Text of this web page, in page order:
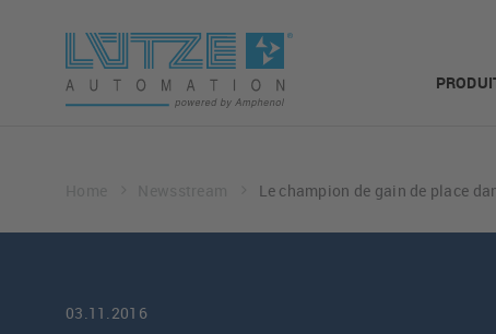
Le champion de gain de place
03.11.2016